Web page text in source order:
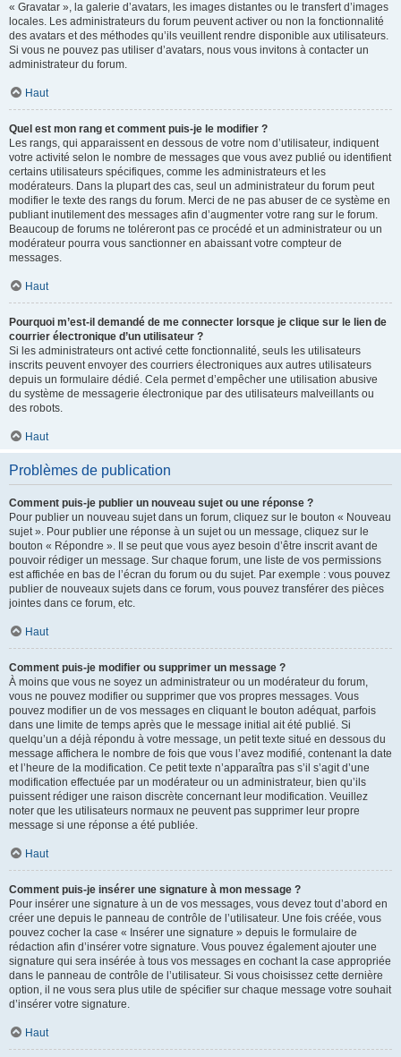
« Gravatar », la galerie d’avatars, les images distantes ou le transfert d’images
locales. Les administrateurs du forum peuvent activer ou non la fonctionnalité
des avatars et des méthodes qu’ils veuillent rendre disponible aux utilisateurs.
Si vous ne pouvez pas utiliser d’avatars, nous vous invitons à contacter un
administrateur du forum.
Haut
Quel est mon rang et comment puis-je le modifier ?
Les rangs, qui apparaissent en dessous de votre nom d’utilisateur, indiquent
votre activité selon le nombre de messages que vous avez publié ou identifient
certains utilisateurs spécifiques, comme les administrateurs et les
modérateurs. Dans la plupart des cas, seul un administrateur du forum peut
modifier le texte des rangs du forum. Merci de ne pas abuser de ce système en
publiant inutilement des messages afin d’augmenter votre rang sur le forum.
Beaucoup de forums ne toléreront pas ce procédé et un administrateur ou un
modérateur pourra vous sanctionner en abaissant votre compteur de
messages.
Haut
Pourquoi m’est-il demandé de me connecter lorsque je clique sur le lien de
courrier électronique d’un utilisateur ?
Si les administrateurs ont activé cette fonctionnalité, seuls les utilisateurs
inscrits peuvent envoyer des courriers électroniques aux autres utilisateurs
depuis un formulaire dédié. Cela permet d’empêcher une utilisation abusive
du système de messagerie électronique par des utilisateurs malveillants ou
des robots.
Haut
Problèmes de publication
Comment puis-je publier un nouveau sujet ou une réponse ?
Pour publier un nouveau sujet dans un forum, cliquez sur le bouton « Nouveau
sujet ». Pour publier une réponse à un sujet ou un message, cliquez sur le
bouton « Répondre ». Il se peut que vous ayez besoin d’être inscrit avant de
pouvoir rédiger un message. Sur chaque forum, une liste de vos permissions
est affichée en bas de l’écran du forum ou du sujet. Par exemple : vous pouvez
publier de nouveaux sujets dans ce forum, vous pouvez transférer des pièces
jointes dans ce forum, etc.
Haut
Comment puis-je modifier ou supprimer un message ?
À moins que vous ne soyez un administrateur ou un modérateur du forum,
vous ne pouvez modifier ou supprimer que vos propres messages. Vous
pouvez modifier un de vos messages en cliquant le bouton adéquat, parfois
dans une limite de temps après que le message initial ait été publié. Si
quelqu’un a déjà répondu à votre message, un petit texte situé en dessous du
message affichera le nombre de fois que vous l’avez modifié, contenant la date
et l’heure de la modification. Ce petit texte n’apparaîtra pas s’il s’agit d’une
modification effectuée par un modérateur ou un administrateur, bien qu’ils
puissent rédiger une raison discrète concernant leur modification. Veuillez
noter que les utilisateurs normaux ne peuvent pas supprimer leur propre
message si une réponse a été publiée.
Haut
Comment puis-je insérer une signature à mon message ?
Pour insérer une signature à un de vos messages, vous devez tout d’abord en
créer une depuis le panneau de contrôle de l’utilisateur. Une fois créée, vous
pouvez cocher la case « Insérer une signature » depuis le formulaire de
rédaction afin d’insérer votre signature. Vous pouvez également ajouter une
signature qui sera insérée à tous vos messages en cochant la case appropriée
dans le panneau de contrôle de l’utilisateur. Si vous choisissez cette dernière
option, il ne vous sera plus utile de spécifier sur chaque message votre souhait
d’insérer votre signature.
Haut